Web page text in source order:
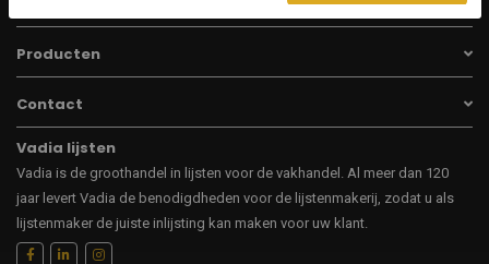
Producten
Contact
Vadia lijsten
Vadia is de groothandel in lijsten voor de vakhandel. Al meer dan 120
jaar levert Vadia de benodigdheden voor de lijstenmakerij, zodat u als
lijstenmaker de juiste inlijsting kan maken voor uw klant.